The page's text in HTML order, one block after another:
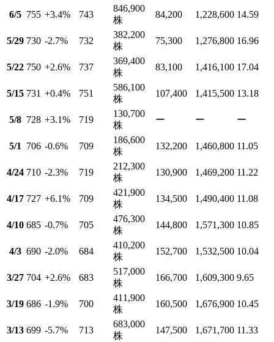
6/5 755 +3.4% 743
846,900
株
84,200 1,228,600 14.59
5/29 730 -2.7% 732
382,200
株
75,300 1,276,800 16.96
5/22 750 +2.6% 737
369,400
株
83,100 1,416,100 17.04
5/15 731 +0.4% 751
586,100
株
107,400 1,415,500 13.18
5/8 728 +3.1% 719
130,700
株
ー ー ー
5/1 706 -0.6% 709
186,600
株
132,200 1,460,800 11.05
4/24 710 -2.3% 719
212,300
株
130,900 1,469,200 11.22
4/17 727 +6.1% 709
421,900
株
134,500 1,490,400 11.08
4/10 685 -0.7% 705
476,300
株
144,800 1,571,300 10.85
4/3 690 -2.0% 684
410,200
株
152,700 1,532,500 10.04
3/27 704 +2.6% 683
517,000
株
166,700 1,609,300 9.65
3/19 686 -1.9% 700
411,900
株
160,500 1,676,900 10.45
3/13 699 -5.7% 713
683,000
株
147,500 1,671,700 11.33